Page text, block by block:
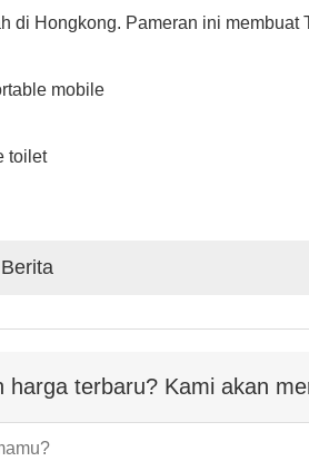
di Hongkong. Pameran ini membuat
harga terbaru? Kami akan